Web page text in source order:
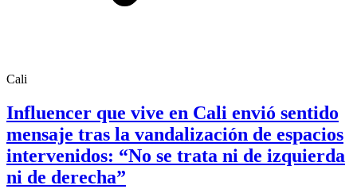
Cali
Influencer que vive en Cali envió sentido
mensaje tras la vandalización de espacios
intervenidos: “No se trata ni de izquierda
ni de derecha”